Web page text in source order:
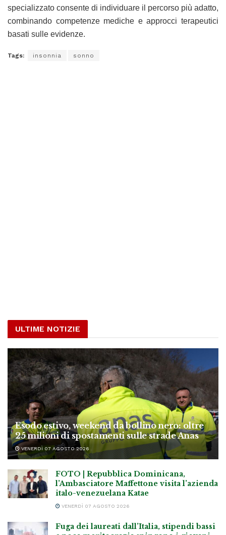
specializzato consente di individuare il percorso più adatto,
combinando competenze mediche e approcci terapeutici
basati sulle evidenze.
Tags: insonnia sonno
ULTIME NOTIZIE
Esodo estivo, weekend da bollino nero: oltre
25 milioni di spostamenti sulle strade Anas
VENERDÌ 07 AGOSTO 2026
FOTO | Repubblica Dominicana,
l’Ambasciatore Maffettone visita l’azienda
italo-venezuelana Katae
VENERDÌ 07 AGOSTO 2026
Fuga dei laureati dall’Italia, stipendi bassi